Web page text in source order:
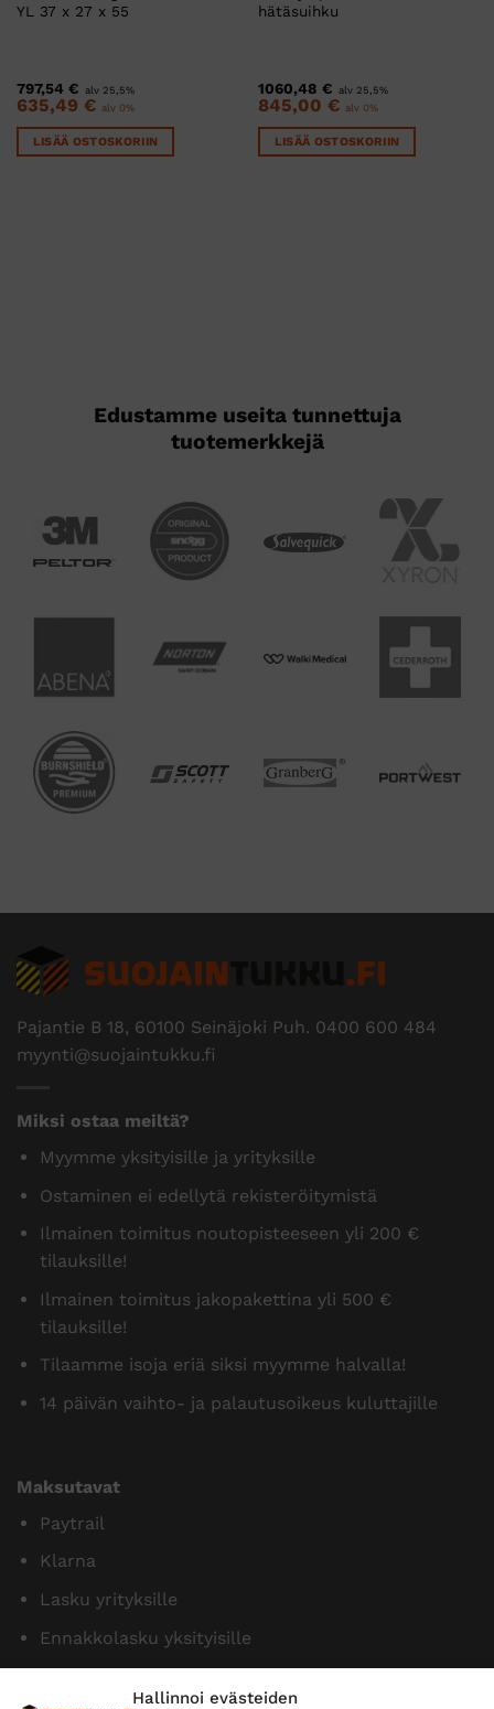
Hallinnoi evästeiden
YL 37 x 27 x 55
797,54 € alv 25,5%
635,49 € alv 0%
LISÄÄ OSTOSKORIIN
hätäsuihku
1060,48 € alv 25,5%
845,00 € alv 0%
LISÄÄ OSTOSKORIIN
Edustamme useita tunnettuja
tuotemerkkejä
Pajantie B 18, 60100 Seinäjoki Puh. 0400 600 484
myynti@suojaintukku.fi
Miksi ostaa meiltä?
Myymme yksityisille ja yrityksille
Ostaminen ei edellytä rekisteröitymistä
Ilmainen toimitus noutopisteeseen yli 200 €
tilauksille!
Ilmainen toimitus jakopakettina yli 500 €
tilauksille!
Tilaamme isoja eriä siksi myymme halvalla!
14 päivän vaihto- ja palautusoikeus kuluttajille
Maksutavat
Paytrail
Klarna
Lasku yrityksille
Ennakkolasku yksityisille